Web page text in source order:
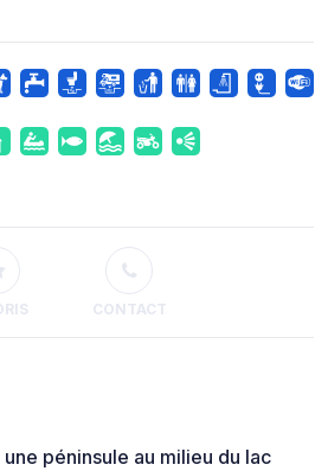
CONTACT
péninsule au milieu du lac